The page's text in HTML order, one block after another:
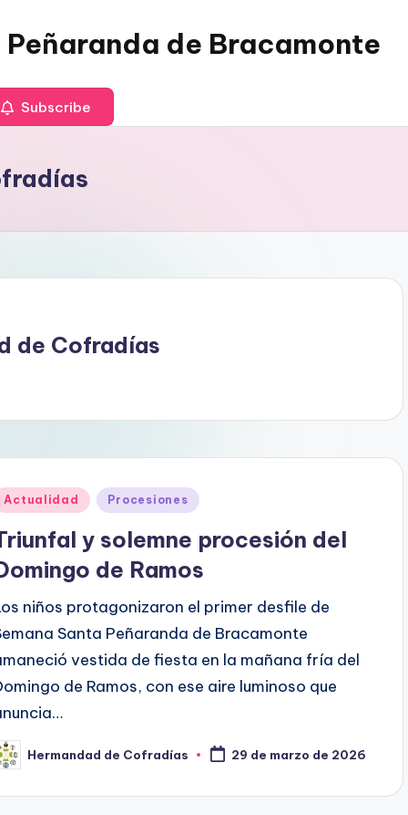
de Bracamonte
Subscribe
de Cofradías
Actualidad Procesiones
y solemne procesión del
de Ramos
niños protagonizaron el primer desfile de
Santa Peñaranda de Bracamonte
vestida de fiesta en la mañana fría del
de Ramos, con ese aire luminoso que
Hermandad de Cofradías 29 de marzo de 2026